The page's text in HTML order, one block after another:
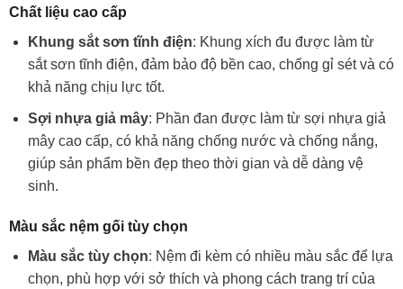
Chất liệu cao cấp
Khung sắt sơn tĩnh điện: Khung xích đu được làm từ
sắt sơn tĩnh điện, đảm bảo độ bền cao, chống gỉ sét và có
khả năng chịu lực tốt.
Sợi nhựa giả mây: Phần đan được làm từ sợi nhựa giả
mây cao cấp, có khả năng chống nước và chống nắng,
giúp sản phẩm bền đẹp theo thời gian và dễ dàng vệ
sinh.
Màu sắc nệm gối tùy chọn
Màu sắc tùy chọn: Nệm đi kèm có nhiều màu sắc để lựa
chọn, phù hợp với sở thích và phong cách trang trí của